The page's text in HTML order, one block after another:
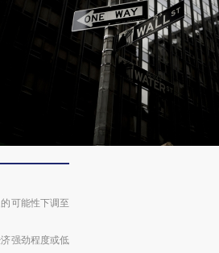
可能性下调至
强劲程度或低